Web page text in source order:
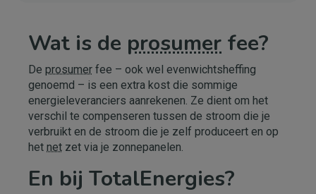
Wat is de prosumer fee?
De prosumer fee – ook wel evenwichtsheffing
genoemd – is een extra kost die sommige
energieleveranciers aanrekenen. Ze dient om het
verschil te compenseren tussen de stroom die je
verbruikt en de stroom die je zelf produceert en op
het net zet via je zonnepanelen.
En bij TotalEnergies?